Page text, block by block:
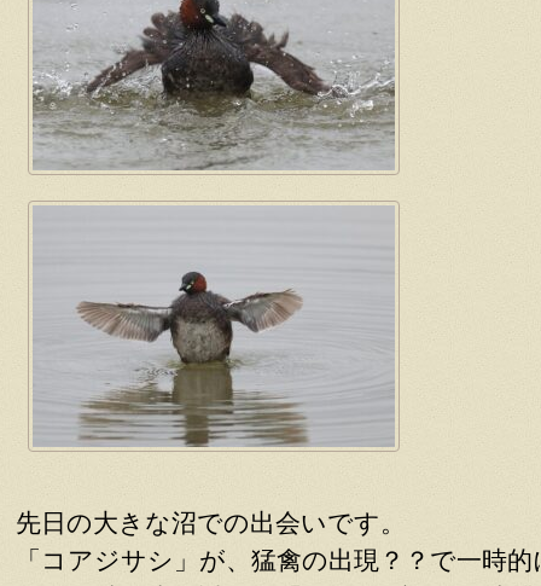
先日の大きな沼での出会いです。
「コアジサシ」が、猛禽の出現？？で一時